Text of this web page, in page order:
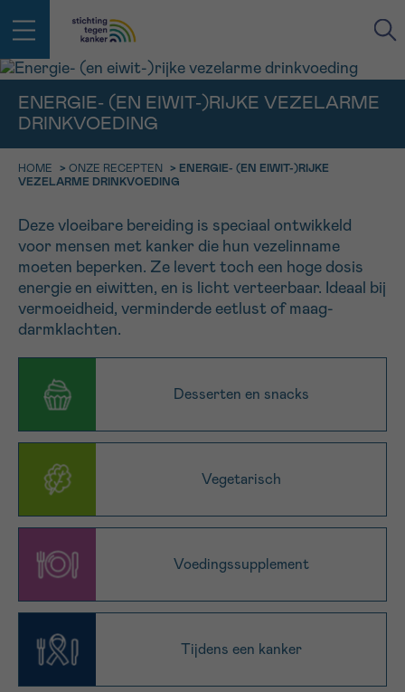
ENERGIE- (EN EIWIT-)RIJKE VEZELARME
DRINKVOEDING
HOME > ONZE RECEPTEN > ENERGIE- (EN EIWIT-)RIJKE
VEZELARME DRINKVOEDING
Deze vloeibare bereiding is speciaal ontwikkeld
voor mensen met kanker die hun vezelinname
moeten beperken. Ze levert toch een hoge dosis
energie en eiwitten, en is licht verteerbaar. Ideaal bij
vermoeidheid, verminderde eetlust of maag-
darmklachten.
Desserten en snacks
Vegetarisch
Voedingssupplement
Tijdens een kanker
EMAIL
VOORNAAM
IN DE STRIJD TEGEN KANKER STA
JE NIET ALLEEN
Professionele medewerkers beantwoorden je vragen
Bel ons op 0800 15 802
ma-vrij 9u tot 18u
Via ons
contactformulier
Ik wil graag opgebeld worden
Meer weten over Kankerinfo
geen enkele diagnose
NAAM
VOORNAAM
EMAIL
MIJN VRAAG
Gegevens
KIES DE TIJDSSPANNE VAN JE AFSPRAAK
9h-11h
11h-13h
13h-16h
16h-18h